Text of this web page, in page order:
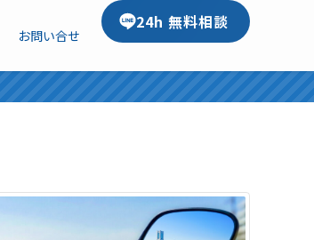
お問い合せ
24h 無料相談